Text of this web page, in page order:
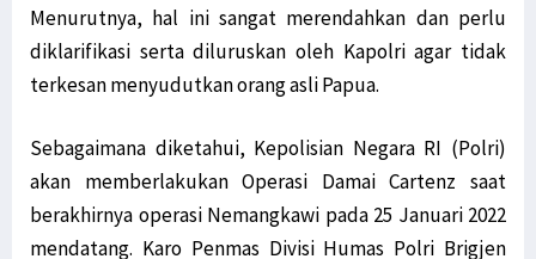
Menurutnya, hal ini sangat merendahkan dan perlu
diklarifikasi serta diluruskan oleh Kapolri agar tidak
terkesan menyudutkan orang asli Papua.
Sebagaimana diketahui, Kepolisian Negara RI (Polri)
akan memberlakukan Operasi Damai Cartenz saat
berakhirnya operasi Nemangkawi pada 25 Januari 2022
mendatang. Karo Penmas Divisi Humas Polri Brigjen